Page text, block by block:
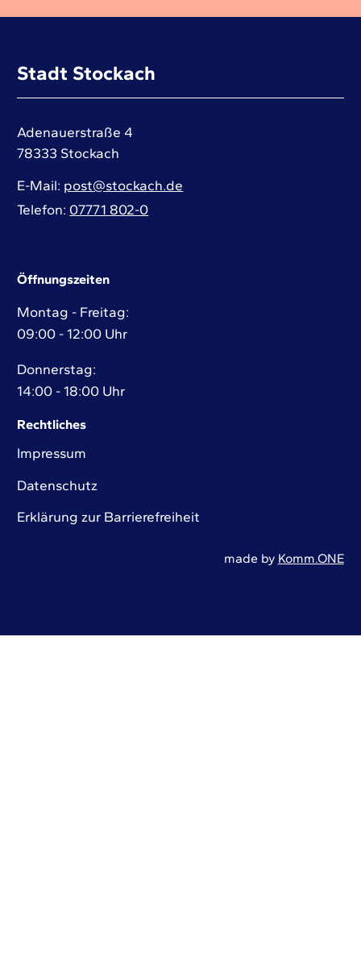
Stadt Stockach
Adenauerstraße 4
78333 Stockach
E-Mail post@stockach.de
Telefon 07771 802-0
Öffnungszeiten
Montag - Freitag:
09:00 - 12:00 Uhr
Donnerstag:
14:00 - 18:00 Uhr
Rechtliches
Impressum
Datenschutz
Erklärung zur Barrierefreiheit
made by Komm.ONE